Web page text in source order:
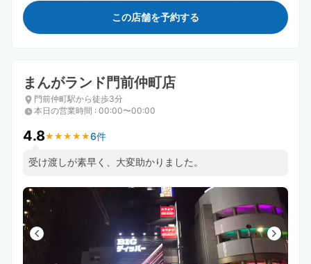
この店舗を予約する
まんがランド門前仲町店
門前仲町駅から徒歩3分
本日の営業時間 : 00:00〜00:00
4.8★ ★ ★ ★ ★
★ ★ ★ ★ ★6件
受け渡しが素早く、大変助かりました。